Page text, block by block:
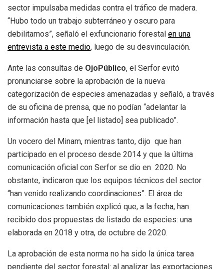
sector impulsaba medidas contra el tráfico de madera.
“Hubo todo un trabajo subterráneo y oscuro para
debilitarnos”, señaló el exfuncionario forestal en una
entrevista a este medio, luego de su desvinculación.
Ante las consultas de OjoPúblico, el Serfor evitó
pronunciarse sobre la aprobación de la nueva
categorización de especies amenazadas y señaló, a través
de su oficina de prensa, que no podían “adelantar la
información hasta que [el listado] sea publicado”.
Un vocero del Minam, mientras tanto, dijo que han
participado en el proceso desde 2014 y que la última
comunicación oficial con Serfor se dio en 2020. No
obstante, indicaron que los equipos técnicos del sector
“han venido realizando coordinaciones”. El área de
comunicaciones también explicó que, a la fecha, han
recibido dos propuestas de listado de especies: una
elaborada en 2018 y otra, de octubre de 2020.
La aprobación de esta norma no ha sido la única tarea
pendiente del sector forestal: al analizar las exportaciones